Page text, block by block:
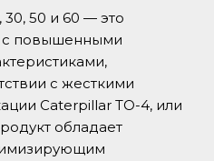
50 и 60 — это
с повышенными
с жесткими
Caterpillar TO-4, или
обладает